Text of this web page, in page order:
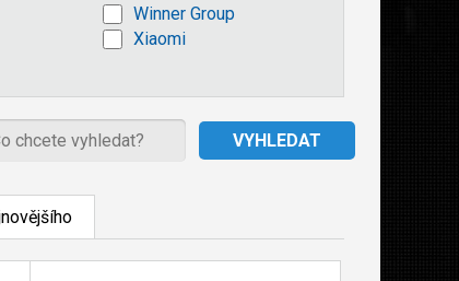
Winner Group
Xiaomi